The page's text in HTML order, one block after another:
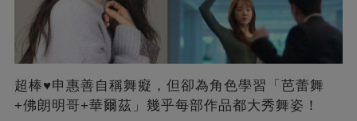
超棒♥申惠善自稱舞癡，但卻為角色學習「芭蕾舞
+佛朗明哥+華爾茲」幾乎每部作品都大秀舞姿！